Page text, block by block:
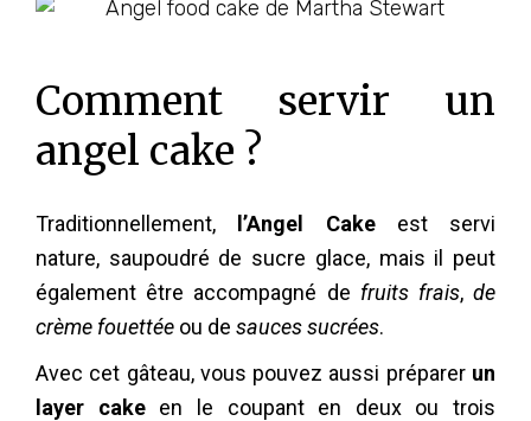
Comment servir un
angel cake ?
Traditionnellement, l’Angel Cakeest servi
nature, saupoudré de sucre glace, mais il peut
également être accompagné de fruits frais,de
crème fouettée ou de sauces sucrées.
Avec cet gâteau, vous pouvez aussi préparer un
layer cakeen le coupant en deux ou trois